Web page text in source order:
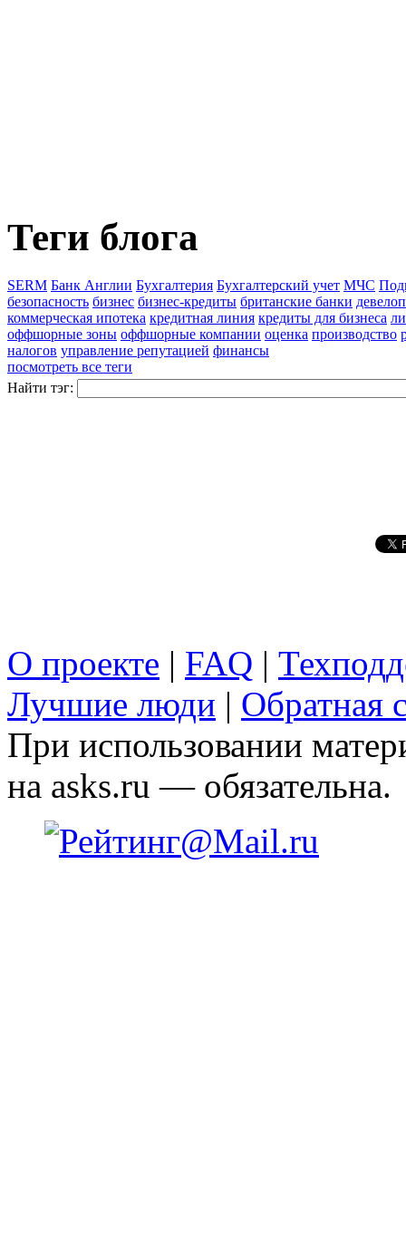
Теги блога
SERM Банк Англии Бухгалтерия Бухгалтерский учет МЧС
безопасность бизнес бизнес-кредиты британские банки
коммерческая ипотека кредитная линия кредиты для бизнеса
оффшорные зоны оффшорные компании оценка производство
налогов управление репутацией финансы
посмотреть все теги
Найти тэг:
О проекте | FAQ |
Лучшие люди | Обратная
При использовании
на asks.ru — обязательна.